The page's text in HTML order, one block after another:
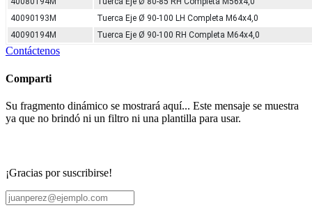
40090193M
Tuerca Eje Ø 90-100 LH Completa M64x4,0
40090194M
Tuerca Eje Ø 90-100 RH Completa M64x4,0
Contáctenos
Comparti
Su fragmento dinámico se mostrará aquí... Este mensaje se muestra
ya que no brindó ni un filtro ni una plantilla para usar.
¡Gracias por suscribirse!